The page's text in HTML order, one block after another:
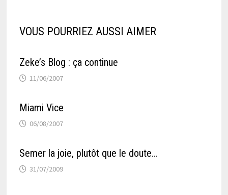
VOUS POURRIEZ AUSSI AIMER
Zeke’s Blog : ça continue
11/06/2007
Miami Vice
06/08/2007
Semer la joie, plutôt que le doute…
31/07/2009